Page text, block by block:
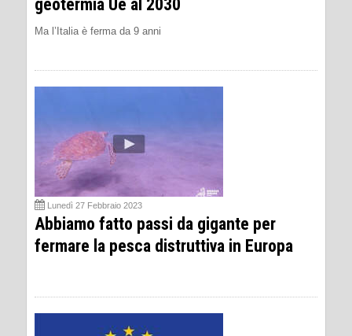
geotermia Ue al 2030
Ma l’Italia è ferma da 9 anni
Lunedì 27 Febbraio 2023
Abbiamo fatto passi da gigante per
fermare la pesca distruttiva in Europa